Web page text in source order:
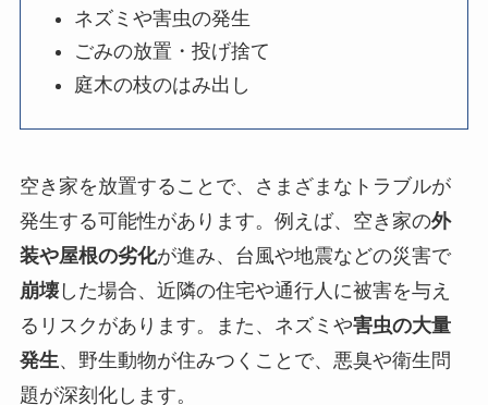
ネズミや害虫の発生
ごみの放置・投げ捨て
庭木の枝のはみ出し
空き家を放置することで、さまざまなトラブルが
発生する可能性があります。例えば、空き家の外
装や屋根の劣化が進み、台風や地震などの災害で
崩壊した場合、近隣の住宅や通行人に被害を与え
るリスクがあります。また、ネズミや害虫の大量
発生、野生動物が住みつくことで、悪臭や衛生問
題が深刻化します。